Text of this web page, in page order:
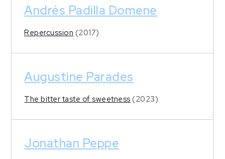
Andrés Padilla Domene
Repercussion (2017)
Augustine Parades
The bitter taste of sweetness (2023)
Jonathan Peppe